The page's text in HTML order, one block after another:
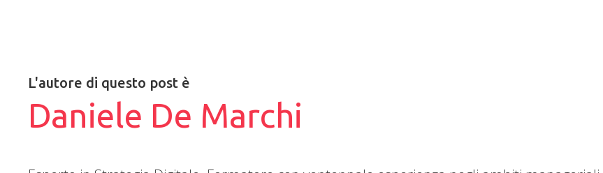
L'autore di questo post è
Daniele De Marchi